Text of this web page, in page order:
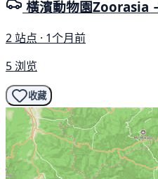
橫濱動物園Zoorasia
2 站点 · 1个月前
5 浏览
收藏